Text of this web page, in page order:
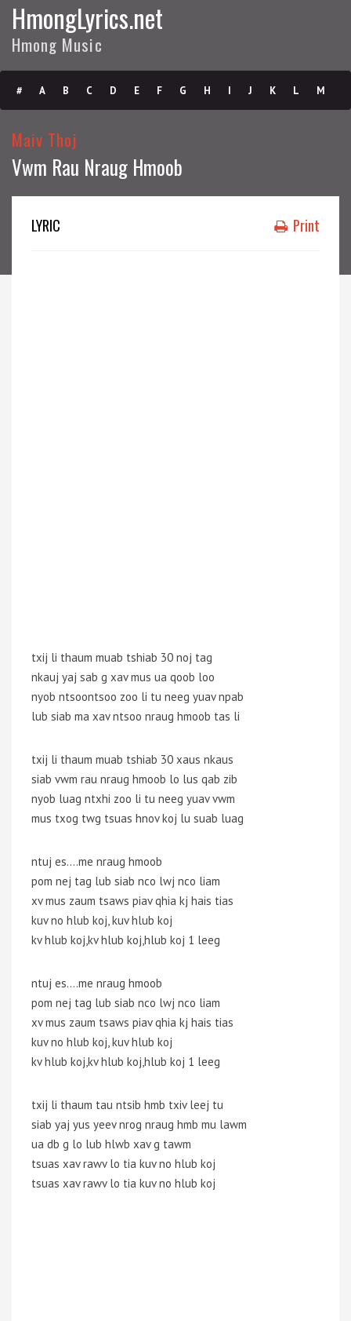
HmongLyrics.net
Hmong Music
# A B C D E F G H I J K L M
N
Maiv Thoj
Vwm Rau Nraug Hmoob
LYRIC Print
txij li thaum muab tshiab 30 noj tag
nkauj yaj sab g xav mus ua qoob loo
nyob ntsoontsoo zoo li tu neeg yuav npab
lub siab ma xav ntsoo nraug hmoob tas li
txij li thaum muab tshiab 30 xaus nkaus
siab vwm rau nraug hmoob lo lus qab zib
nyob luag ntxhi zoo li tu neeg yuav vwm
mus txog twg tsuas hnov koj lu suab luag
ntuj es….me nraug hmoob
pom nej tag lub siab nco lwj nco liam
xv mus zaum tsaws piav qhia kj hais tias
kuv no hlub koj, kuv hlub koj
kv hlub koj,kv hlub koj,hlub koj 1 leeg
ntuj es….me nraug hmoob
pom nej tag lub siab nco lwj nco liam
xv mus zaum tsaws piav qhia kj hais tias
kuv no hlub koj, kuv hlub koj
kv hlub koj,kv hlub koj,hlub koj 1 leeg
txij li thaum tau ntsib hmb txiv leej tu
siab yaj yus yeev nrog nraug hmb mu lawm
ua db g lo lub hlwb xav g tawm
tsuas xav rawv lo tia kuv no hlub koj
tsuas xav rawv lo tia kuv no hlub koj